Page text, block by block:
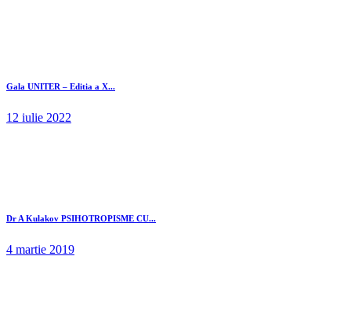
Gala UNITER – Editia a X...
12 iulie 2022
Dr A Kulakov PSIHOTROPISME CU...
4 martie 2019